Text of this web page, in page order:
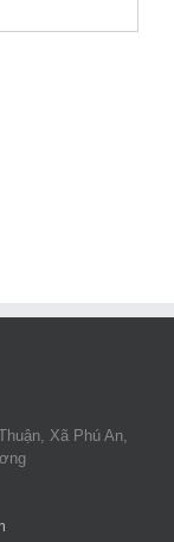
Xã Phú An,